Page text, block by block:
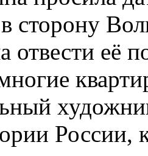
сторону
отвести её
России,